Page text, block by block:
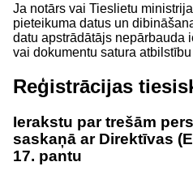
Ja notārs vai Tieslietu
pieteikuma datus un
datu apstrādātājs nepārbauda
vai dokumentu satura
Reģistrācijas
Ierakstu par trešām
saskaņā ar Direktīvas
17. pantu